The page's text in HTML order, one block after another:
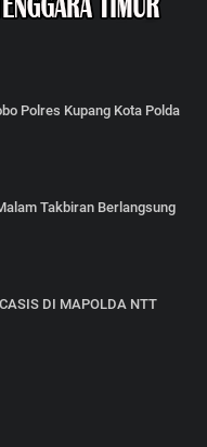
Polres Kupang Kota Polda
Takbiran Berlangsung
DI MAPOLDA NTT